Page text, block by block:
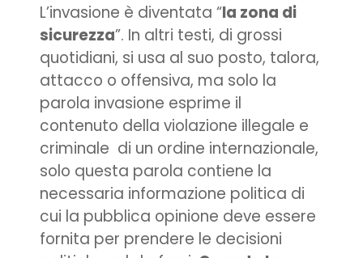
L’invasione è diventata “la zona di
sicurezza”. In altri testi, di grossi
quotidiani, si usa al suo posto, talora,
attacco o offensiva, ma solo la
parola invasione esprime il
contenuto della violazione illegale e
criminale di un ordine internazionale,
solo questa parola contiene la
necessaria informazione politica di
cui la pubblica opinione deve essere
fornita per prendere le decisioni